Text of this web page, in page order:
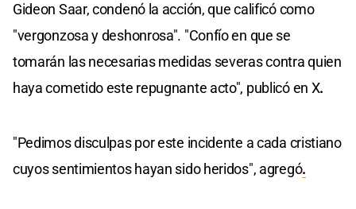
Gideon Saar, condenó la acción, que calificó como
"vergonzosa y deshonrosa". "Confío en que se
tomarán las necesarias medidas severas contra quien
haya cometido este repugnante acto", publicó en X.
"Pedimos disculpas por este incidente a cada cristiano
cuyos sentimientos hayan sido heridos", agregó.